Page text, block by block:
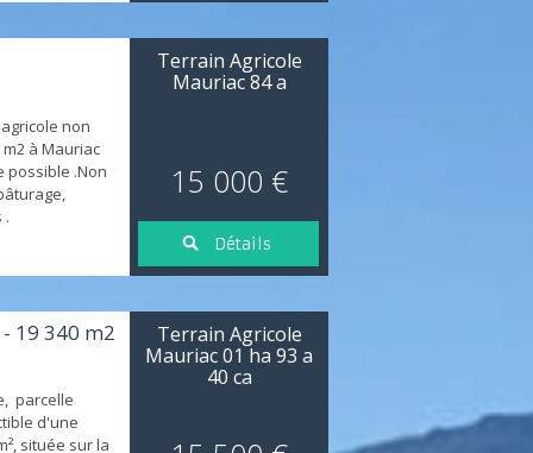
à proximité
non
à Mauriac
possible .Non
.
Terrain Agricole
Mauriac 84 a
15 000 €
Détails
19 340 m2
parcelle
d'une
située sur la
Terrain Agricole
Mauriac 01 ha 93 a
40 ca